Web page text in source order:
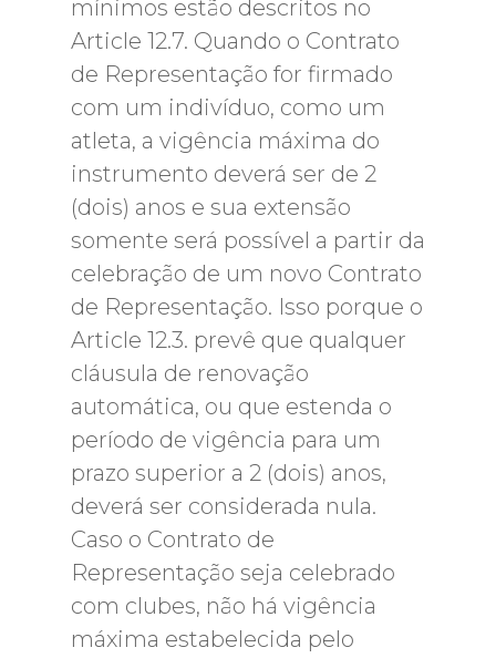
mínimos estão descritos no
Article 12.7. Quando o Contrato
de Representação for firmado
com um indivíduo, como um
atleta, a vigência máxima do
instrumento deverá ser de 2
(dois) anos e sua extensão
somente será possível a partir da
celebração de um novo Contrato
de Representação. Isso porque o
Article 12.3. prevê que qualquer
cláusula de renovação
automática, ou que estenda o
período de vigência para um
prazo superior a 2 (dois) anos,
deverá ser considerada nula.
Caso o Contrato de
Representação seja celebrado
com clubes, não há vigência
máxima estabelecida pelo